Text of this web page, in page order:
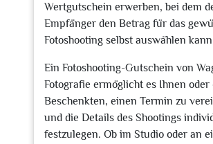
Wertgutschein erwerben, bei dem
Empfänger den Betrag für das
Fotoshooting selbst auswählen
Ein Fotoshooting-Gutschein von
Fotografie ermöglicht es Ihnen oder
Beschenkten, einen Termin zu
und die Details des Shootings
festzulegen. Ob im Studio oder an